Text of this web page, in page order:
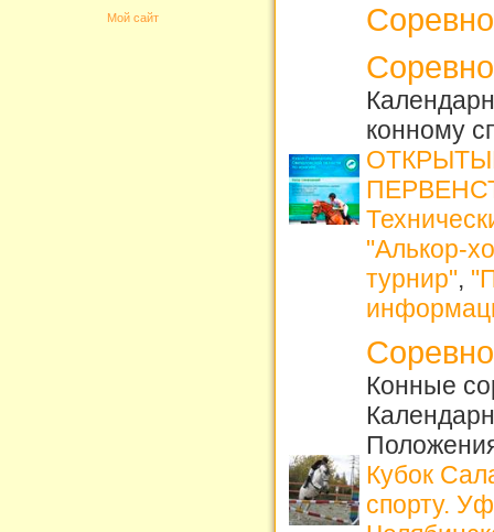
Мой сайт
конному
"Алькор-
турнир",
Конные
Кубок
спорту.